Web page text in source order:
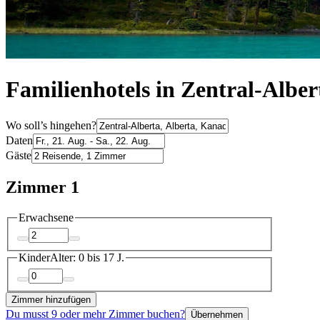
Familienhotels in Zentral-
Wo soll’s hingehen?
Daten
Gäste
Zimmer 1
Erwachsene
KinderAlter: 0 bis 17 J.
Zimmer hinzufügen
Du musst 9 oder mehr Zimmer buchen? Übernehmen